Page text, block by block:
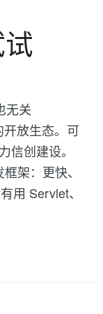
无关
放生态。可
信创建设。
架：更快、
用 Servlet、